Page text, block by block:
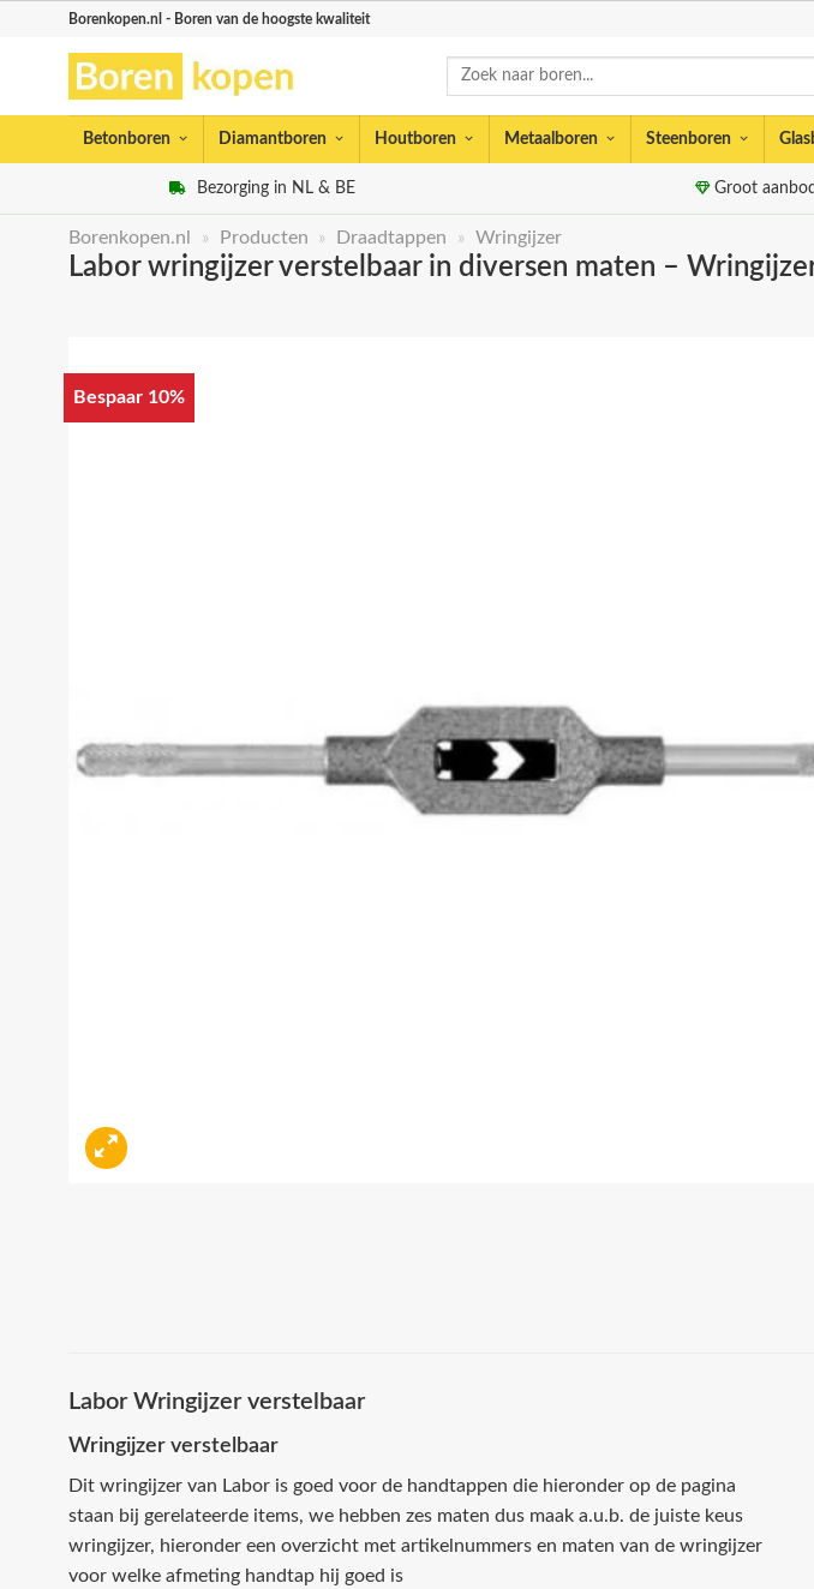
Borenkopen.nl - Boren van de hoogste kwaliteit
Zoeken
Betonboren Diamantboren Houtboren Metaalboren Steenboren
Bezorging in NL & BE Groot
Borenkopen.nl » Producten » Draadtappen » Wringijzer
Labor wringijzer verstelbaar in diversen maten –
Bespaar 10%
Labor Wringijzer verstelbaar
Wringijzer verstelbaar
Dit wringijzer van Labor is goed voor de handtappen die hieronder op de pagina
staan bij gerelateerde items, we hebben zes maten dus maak a.u.b. de juiste keus
wringijzer, hieronder een overzicht met artikelnummers en maten van de wringijzer
voor welke afmeting handtap hij goed is